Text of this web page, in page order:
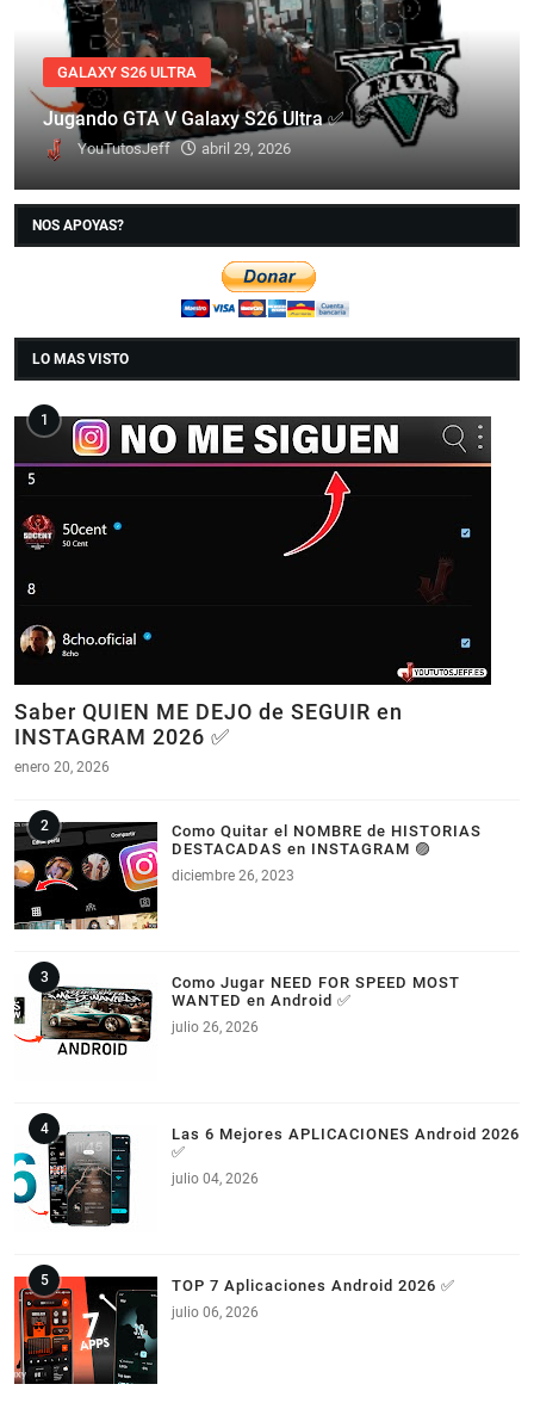
GALAXY S26 ULTRA
Jugando GTA V Galaxy S26 Ultra ✅
YouTutosJeff abril 29, 2026
NOS APOYAS?
LO MAS VISTO
Saber QUIEN ME DEJO de SEGUIR en
INSTAGRAM 2026 ✅
enero 20, 2026
Como Quitar el NOMBRE de HISTORIAS
DESTACADAS en INSTAGRAM 🟣
diciembre 26, 2023
Como Jugar NEED FOR SPEED MOST
WANTED en Android ✅
julio 26, 2026
Las 6 Mejores APLICACIONES Android 2026
✅
julio 04, 2026
TOP 7 Aplicaciones Android 2026 ✅
julio 06, 2026